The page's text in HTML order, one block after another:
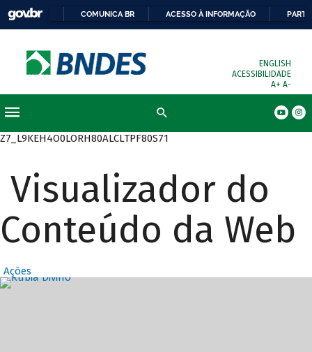
COMUNICA BR ACESSO À INFORMAÇÃO
ENGLISH
ACESSIBILIDADE
A+ A-
Z7_L9KEH4O0LORH80ALCLTPF80S71
Visualizador do
Conteúdo da Web
Ações
Destaques